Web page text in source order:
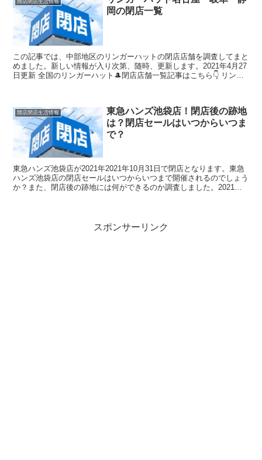
岡の閉店一覧
この記事では、中部地区のリンガーハットの閉店店舗を調査してまと
めました。新しい情報が入り次第、随時、更新します。2021年4月27
日更新 全国のリンガーハット🎩閉店店舗一覧記事はこちら👇 リンガ
開店閉店生活情報
東急ハンズ池袋店！閉店後の跡地
は？閉店セールはいつからいつま
で？
東急ハンズ池袋店が2021年2021年10月31日で閉店となります。東急
ハンズ池袋店の閉店セールはいつからいつまで開催されるのでしょう
か？また、閉店後の跡地には何ができるのか調査しました。2021年
スポンサーリンク